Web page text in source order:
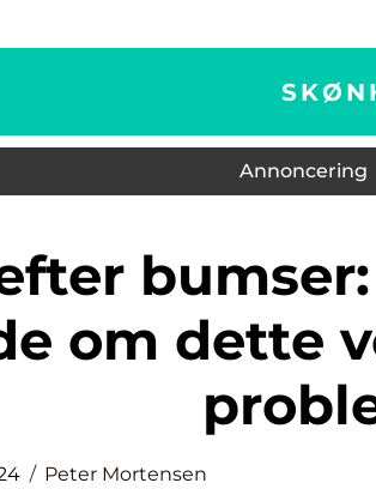
Annoncering
om dette
Peter Mortensen